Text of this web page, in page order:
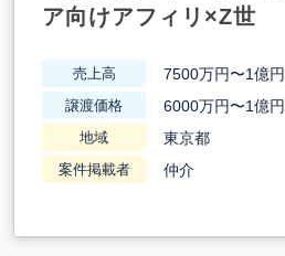
ア向けアフィリ×Z世
売上高 7500万円〜1億円
譲渡価格 6000万円〜1億円
地域 東京都
案件掲載者 仲介